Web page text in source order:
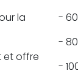
la
et offre
-
-
-